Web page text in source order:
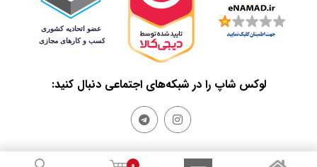
لوکس شاپ را در شبکه‌های اجتماعی دنبال کنید: